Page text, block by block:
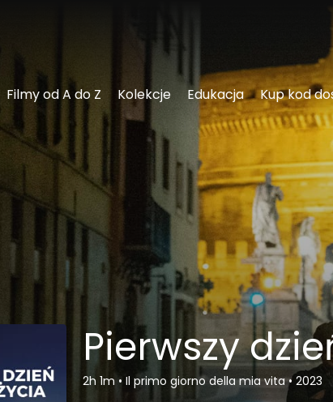
dostępu
Filmy od A do Z Kolekcje Edukacja Kup kod
Pierwszy
2h 1m • Il primo giorno della mia vita• 2023